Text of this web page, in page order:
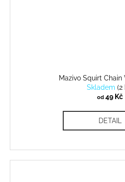
Mazivo Squirt Chain
Skladem (2
od49 Kč
DETAIL